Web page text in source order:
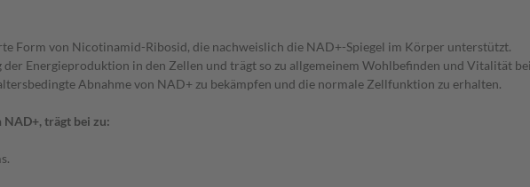
Form von Nicotinamid-Ribosid, die nachweislich die NAD+-Spiegel im Körper unterstützt.
Energieproduktion in den Zellen und trägt so zu allgemeinem Wohlbefinden und Vitalität
Abnahme von NAD+ zu bekämpfen und die normale Zellfunktion zu erhalten.
trägt bei zu: